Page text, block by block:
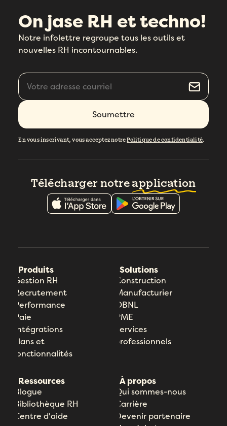
On jase RH et techno!
Notre infolettre regroupe tous les outils et
nouvelles RH incontournables.
En vous inscrivant, vous acceptez notrePolitique de confidentialité.
Télécharger notreapplication
Produits
Gestion RH
Recrutement
Performance
Paie
Intégrations
Plans et
fonctionnalités
Solutions
Construction
Manufacturier
OBNL
PME
Services
professionnels
Ressources
Blogue
Bibliothèque RH
Centre d'aide
À propos
Qui sommes-nous
Carrière
Devenir partenaire